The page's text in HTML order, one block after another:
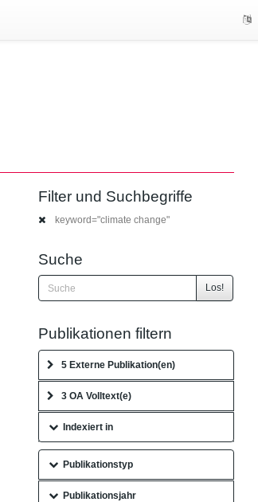
Filter und Suchbegriffe
keyword="climate change"
Suche
Los!
Publikationen filtern
5 Externe Publikation(en)
3 OA Volltext(e)
Indexiert in
Publikationstyp
Publikationsjahr